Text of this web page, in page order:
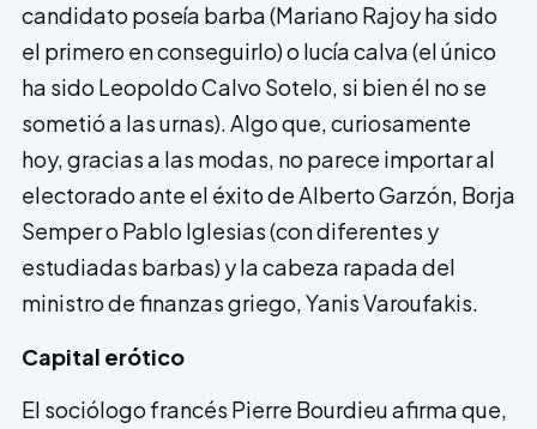
candidato poseía barba (Mariano Rajoy ha sido
el primero en conseguirlo) o lucía calva (el único
ha sido Leopoldo Calvo Sotelo, si bien él no se
sometió a las urnas). Algo que, curiosamente
hoy, gracias a las modas, no parece importar al
electorado ante el éxito de Alberto Garzón, Borja
Semper o Pablo Iglesias (con diferentes y
estudiadas barbas) y la cabeza rapada del
ministro de finanzas griego, Yanis Varoufakis.
Capital erótico
El sociólogo francés Pierre Bourdieu afirma que,